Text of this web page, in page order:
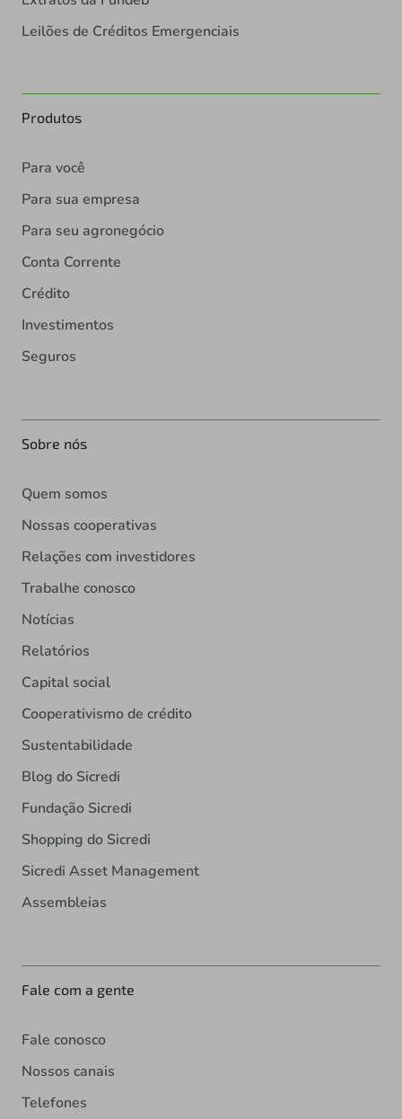
Leilões de Créditos Emergenciais
Produtos
Para você
Para sua empresa
Para seu agronegócio
Conta Corrente
Crédito
Investimentos
Seguros
Sobre nós
Quem somos
Nossas cooperativas
Relações com investidores
Trabalhe conosco
Notícias
Relatórios
Capital social
Cooperativismo de crédito
Sustentabilidade
Blog do Sicredi
Fundação Sicredi
Shopping do Sicredi
Sicredi Asset Management
Assembleias
Fale com a gente
Fale conosco
Nossos canais
Telefones